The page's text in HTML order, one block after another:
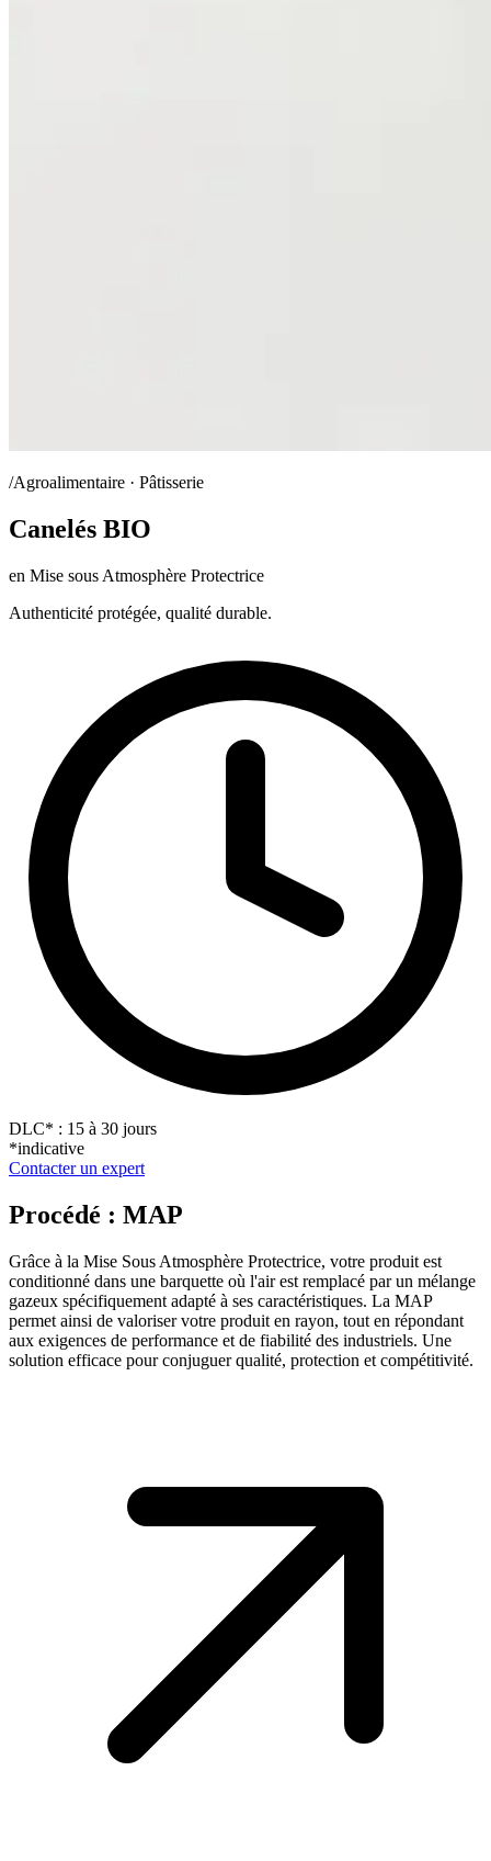
/Agroalimentaire · Pâtisserie
Canelés BIO
en Mise sous Atmosphère Protectrice
Authenticité protégée, qualité durable.
DLC* : 15 à 30 jours
*indicative
Contacter un expert
Procédé : MAP
Grâce à la Mise Sous Atmosphère Protectrice, votre produit est
conditionné dans une barquette où l'air est remplacé par un mélange
gazeux spécifiquement adapté à ses caractéristiques. La MAP
permet ainsi de valoriser votre produit en rayon, tout en répondant
aux exigences de performance et de fiabilité des industriels. Une
solution efficace pour conjuguer qualité, protection et compétitivité.